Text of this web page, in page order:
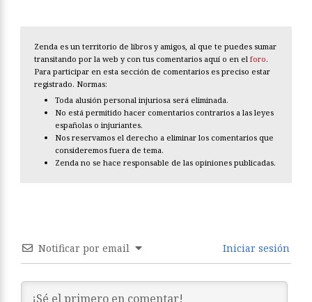
Zenda es un territorio de libros y amigos, al que te puedes sumar
transitando por la web y con tus comentarios aquí o en el foro.
Para participar en esta sección de comentarios es preciso estar
registrado. Normas:
Toda alusión personal injuriosa será eliminada.
No está permitido hacer comentarios contrarios a las leyes
españolas o injuriantes.
Nos reservamos el derecho a eliminar los comentarios que
consideremos fuera de tema.
Zenda no se hace responsable de las opiniones publicadas.
Notificar por email Iniciar sesión